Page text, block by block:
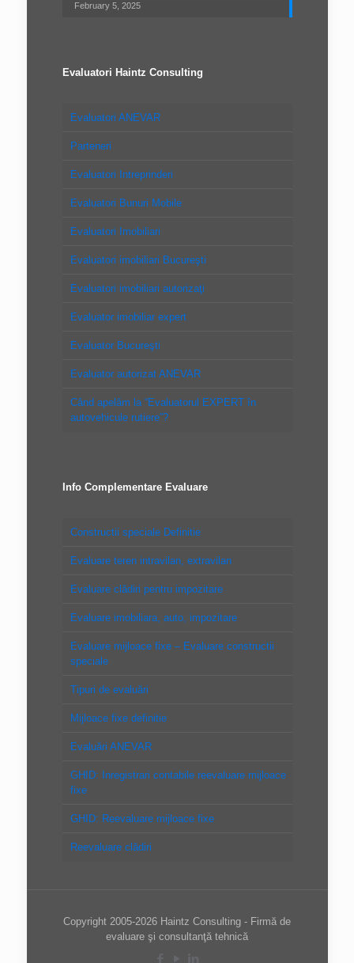
February 5, 2025
Evaluatori Haintz Consulting
Evaluatori ANEVAR
Parteneri
Evaluatori Intreprinderi
Evaluatori Bunuri Mobile
Evaluatori Imobiliari
Evaluatori imobiliari Bucureşti
Evaluatori imobiliari autorizaţi
Evaluator imobiliar expert
Evaluator Bucureşti
Evaluator autorizat ANEVAR
Când apelăm la “Evaluatorul EXPERT în
autovehicule rutiere”?
Info Complementare Evaluare
Constructii speciale Definitie
Evaluare teren intravilan, extravilan
Evaluare clădiri pentru impozitare
Evaluare imobiliara, auto, impozitare
Evaluare mijloace fixe – Evaluare constructii
speciale
Tipuri de evaluări
Mijloace fixe definitie
Evaluări ANEVAR
GHID: Inregistrari contabile reevaluare mijloace
fixe
GHID: Reevaluare mijloace fixe
Reevaluare clădiri
Copyright 2005-2026 Haintz Consulting - Firmă de
evaluare şi consultanţă tehnică